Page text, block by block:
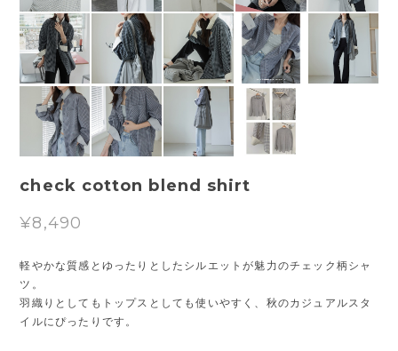
check cotton blend shirt
¥8,490
軽やかな質感とゆったりとしたシルエットが魅力のチェック柄シャ
ツ。
羽織りとしてもトップスとしても使いやすく、秋のカジュアルスタ
イルにぴったりです。